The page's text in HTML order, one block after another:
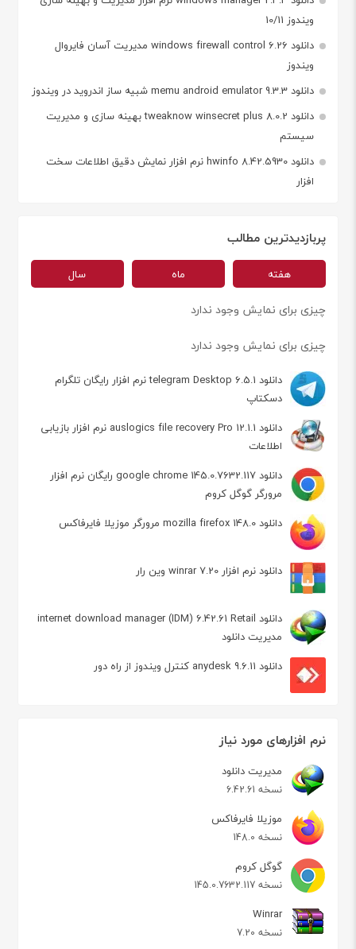
ویندوز 10/11
دانلود windows firewall control 6.26 مدیریت آسان فایروال
ویندوز
دانلود memu android emulator 9.3.3 شبیه ساز اندروید در ویندوز
دانلود tweaknow winsecret plus 8.0.2 بهینه سازی و مدیریت
سیستم
دانلود hwinfo 8.42.5930 نرم افزار نمایش دقیق اطلاعات سخت
افزار
پربازدیدترین مطالب
هفته ماه سال
چیزی برای نمایش وجود ندارد
چیزی برای نمایش وجود ندارد
دانلود telegram Desktop 6.5.1 نرم افزار رایگان تلگرام
دسکتاپ
دانلود auslogics file recovery Pro 12.1.1 نرم افزار بازیابی
اطلاعات
دانلود google chrome 145.0.7632.117 رایگان نرم افزار
مرورگر گوگل کروم
دانلود mozilla firefox 148.0 مرورگر موزیلا فایرفاکس
دانلود نرم افزار winrar 7.20 وین رار
دانلود internet download manager (IDM) 6.42.61 Retail
مدیریت دانلود
دانلود anydesk 9.6.11 کنترل ویندوز از راه دور
نرم افزارهای مورد نیاز
مدیریت دانلود
نسخه 6.42.61
موزیلا فایرفاکس
نسخه 148.0
گوگل کروم
نسخه 145.0.7632.117
Winrar
نسخه 7.20